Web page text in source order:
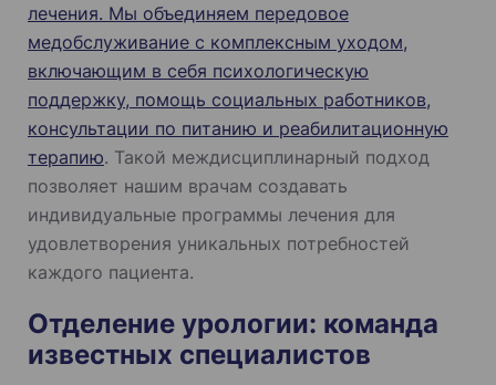
лечения. Мы объединяем передовое
медобслуживание с комплексным уходом,
включающим в себя психологическую
поддержку, помощь социальных работников,
консультации по питанию и реабилитационную
терапию. Такой междисциплинарный подход
позволяет нашим врачам создавать
индивидуальные программы лечения для
удовлетворения уникальных потребностей
каждого пациента.
Отделение урологии: команда
известных специалистов